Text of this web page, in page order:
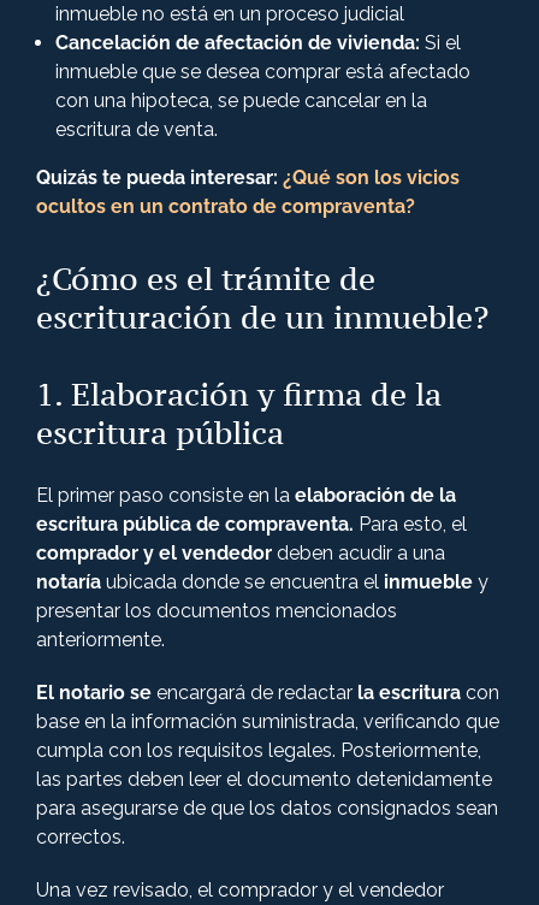
inmueble no está en un proceso judicial
Cancelación de afectación de vivienda: Si el
inmueble que se desea comprar está afectado
con una hipoteca, se puede cancelar en la
escritura de venta.
Quizás te pueda interesar: ¿Qué son los vicios
ocultos en un contrato de compraventa?
¿Cómo es el trámite de
escrituración de un inmueble?
1. Elaboración y firma de la
escritura pública
El primer paso consiste en la elaboración de la
escritura pública de compraventa. Para esto, el
comprador y el vendedor deben acudir a una
notaría ubicada donde se encuentra el inmueble y
presentar los documentos mencionados
anteriormente.
El notario se encargará de redactar la escritura con
base en la información suministrada, verificando que
cumpla con los requisitos legales. Posteriormente,
las partes deben leer el documento detenidamente
para asegurarse de que los datos consignados sean
correctos.
Una vez revisado, el comprador y el vendedor